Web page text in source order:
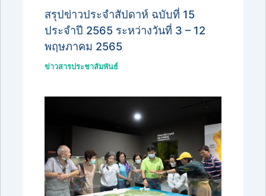
สรุปข่าวประจำสัปดาห์ ฉบับที่ 15
ประจำปี 2565 ระหว่างวันที่ 3 – 12
พฤษภาคม 2565
ข่าวสารประชาสัมพันธ์